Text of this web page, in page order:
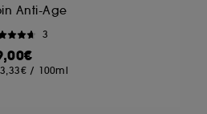
Anti-Age
3
/ 100ml